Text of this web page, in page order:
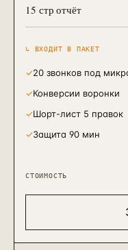
15 стр отчёт
↳ ВХОДИТ В ПАКЕТ
✓20 звонков под
✓Конверсии воронки
✓Шорт-лист 5 правок
✓Защита 90 мин
СТОИМОСТЬ